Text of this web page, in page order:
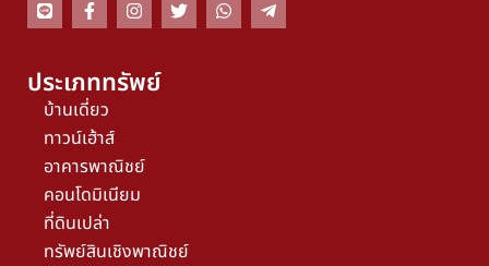
ประเภททรัพย์
บ้านเดี่ยว
ทาวน์เฮ้าส์
อาคารพาณิชย์
คอนโดมิเนียม
ที่ดินเปล่า
ทรัพย์สินเชิงพาณิชย์